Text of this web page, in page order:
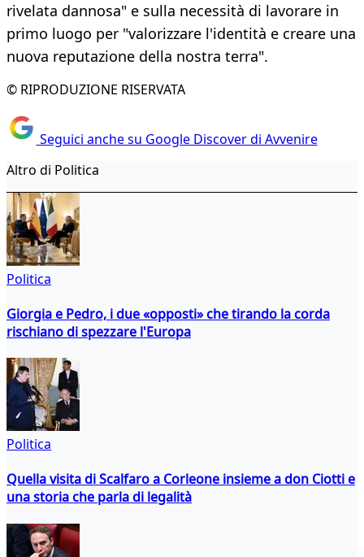
rivelata dannosa" e sulla necessità di lavorare in
primo luogo per "valorizzare l'identità e creare una
nuova reputazione della nostra terra".
© RIPRODUZIONE RISERVATA
Seguici anche su Google Discover di Avvenire
Altro di Politica
Politica
Giorgia e Pedro, i due «opposti» che tirando la corda
rischiano di spezzare l'Europa
Politica
Quella visita di Scalfaro a Corleone insieme a don Ciotti e
una storia che parla di legalità